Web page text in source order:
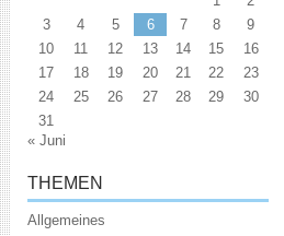
3
4 5 6 7 8
9
10
11 12 13 14 15
16
17
18 19 20 21 22
23
24
25 26 27 28 29
30
31
« Juni
THEMEN
Allgemeines